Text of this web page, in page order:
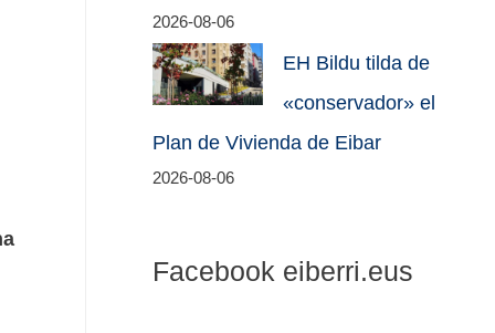
2026-08-06
EH Bildu tilda de
«conservador» el
Plan de Vivienda de Eibar
2026-08-06
Facebook eiberri.eus